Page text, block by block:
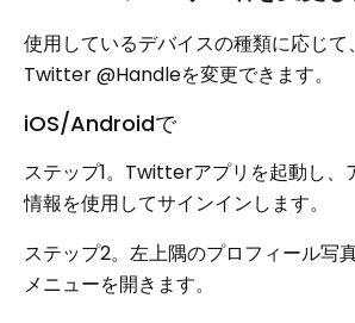
使用しているデバイスの種類に応じ
Twitter @Handleを変更できます。
iOS/Androidで
ステップ1。Twitterアプリを起動し、
情報を使用してサインインします。
ステップ2。左上隅のプロフィール写
メニューを開きます。